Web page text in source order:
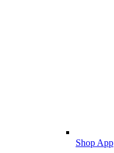
Shop App